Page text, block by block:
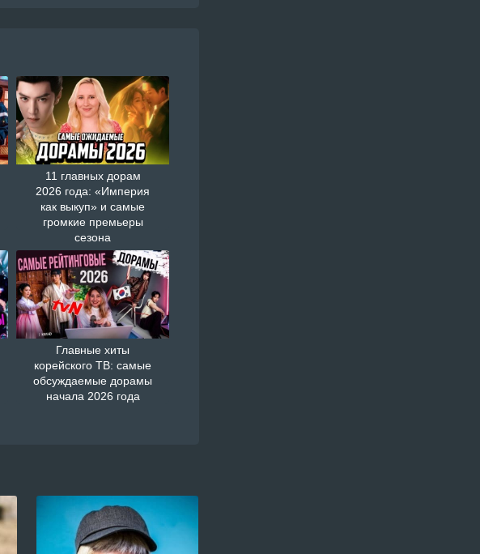
11 главных дорам
2026 года: «Империя
как выкуп» и самые
громкие премьеры
сезона
Главные хиты
корейского ТВ: самые
обсуждаемые дорамы
начала 2026 года